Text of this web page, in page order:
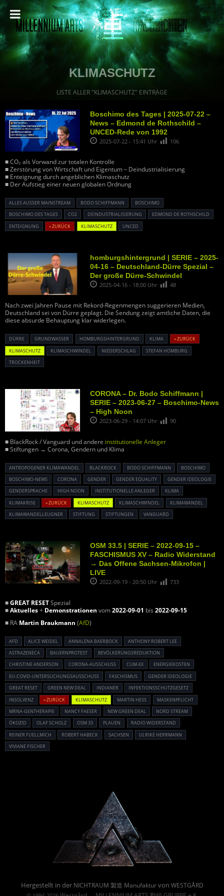
KLIMASCHUTZ
LISTE ALLER "KLIMASCHUTZ" EINTRÄGE
Boschimo des Tages | 2025-07-22 –
News – Edmond de Rothschild –
UNCED-Rede von 1992
2025-07-22 - 15:41 Uhr 106
■ CO₂ als Vorwand zur totalen Kontrolle
■ Zerstörung von Wirtschaft und Eigentum – Deindustrialisierung
■ Enteignung durch angeblichen Klimaschutz
■ Der Aufstieg einer neuen globalen Ordnung
ALLES AUSSER MAINSTREAM BODO SCHIFFMANN
BOSCHIMO
BOSCHIMO DES TAGES
CO2 DEINDUSTRIALISIERUNG
EDMOND DE ROTHSCHILD
ENTEIGNUNG
« ZURÜCK KLIMASCHUTZ UNCED
homburgshintergrund | SERIE – 2025-
04-16 – Deutschland-Dürre Spezial –
Der große Dürre-Schwindel
2025-04-16 - 18:00 Uhr 48
Nach zwei Jahren Pause mit Rekord-Regenmengen suggerieren Medien,
Deutschland sei von Dürre geplagt. Die Sendung zeigt amtliche Daten, die
diese absurde Behauptung klar widerlegen.
DÜRRE GRUNDWASSER HOMBURGSHINTERGRUND KLIMA
« ZURÜCK
KLIMASCHUTZ
KLIMASCHWINDEL NIEDERSCHLAG
STEFAN HOMBURG
TROCKENHEIT
CORONA – Dr. Bodo Schiffmann |
SERIE – 2023-06-27 – Boschimo-News
– High Noon
2023-06-29 - 14:07 Uhr 90
■ BlackRock / Vanguard und andere institutionelle Anleger
■ Stiftungen → Corona, Gendern und Klima
ANTROPOGENER KLIMAWANDEL BLACKROCK BODO SCHIFFMANN
BOSCHIMO
BOSCHIMO-NEWS
CORONA GENDER GENDER EQUALITY
GENDER IDEOLOGIE
GENDERSPRACHE
HIGH NOON INSTITUTIONELLE ANLEGER
KLIMA
KLIMAKRISE
« ZURÜCK KLIMASCHUTZ KLIMASCHWINDEL
KLIMAWANDEL
KLIMAWANDELLEUGNER
STIFTUNG STIFTUNGEN VANGUARD
OSM 33.5 | SERIE – 2022-09-15 –
FASCHISMUS XV – Radio Widerstand
→ Das Offene Sachsen-Mikrofon |
LIVE
2022-09-19 - 20:50 Uhr 733
■GREAT RESETSpezial
■Aktuelles+ Demonstrationen vom2022-09-01 bis 2022-09-15
■ RA Martin Braukmann (AfD)
AFD ALICE WEIDEL ANNALENA BAERBOCK
ANTHONY ROBERT LEE
ASTRAZENECA
BAUERNPROTEST
BEVÖLKERUNGSREDUKTION
CHRISTINE ANDERSON
CORONA-AUSSCHUSS CUM-EX
ENERGIEKOSTEN
EU-COVID-UNTERSUCHUNGSAUSSCHUSS
FASCHISMUS
GENDER IDEOLOGIE
GREAT RESET
GREEN NEW DEAL INDIANER
INFEKTIONSSCHUTZGESETZ
INSOLVENZ
« ZURÜCK KLIMASCHUTZ MARTIN HESS
MASKENPFLICHT
MRNA-GENTHERAPIE
NANCY FAESER NEW GREEN DEAL
NORD STREAM
ÖKOZID
OLAF SCHOLZ OSM 33 PLAUEN
RADIO WIDERSTAND
REINER FUELLMICH
ROBERT HABECK SACHSEN
ULRIKE HERRMANN
VIVIANE FISCHER
Hergestellt in der NICHTRAUM 製造 Manufakturvon WESTGÅRD
Powered By :